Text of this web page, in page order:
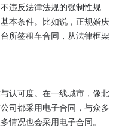
违反法律法规的强制性规
本条件。比如说，正规婚庆
所签租车合同，从法律框架
认可度。在一线城市，像北
司都采用电子合同，与众多
情况也会采用电子合同。